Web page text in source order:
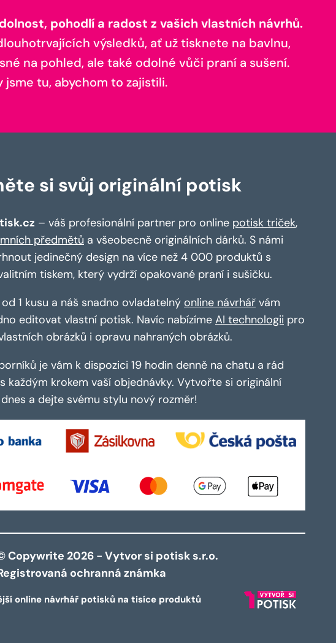
pohodlí a radost z vašich vlastních návrhů.
výsledků, ať už tisknete na bavlnu,
na pohled, ale také odolné vůči praní a sušení.
jsme tu, abychom to zajistili.
si svůj originální potisk
– váš profesionální partner pro online potisk triček,
předmětů a všeobecně originálních dárků. S námi
jedinečný design na více než 4 000 produktů s
tiskem, který vydrží opakované praní i sušičku.
1 kusu a náš snadno ovladatelný online návrhář vám
editovat vlastní potisk. Navíc nabízíme AI technologii pro
obrázků i opravu nahraných obrázků.
je vám k dispozici 19 hodin denně na chatu a rád
každým krokem vaší objednávky. Vytvořte si originální
a dejte svému stylu nový rozměr!
Copywrite 2026 - Vytvor si potisk s.r.o.
ochranná známka
online návrhář potisků na tisíce produktů